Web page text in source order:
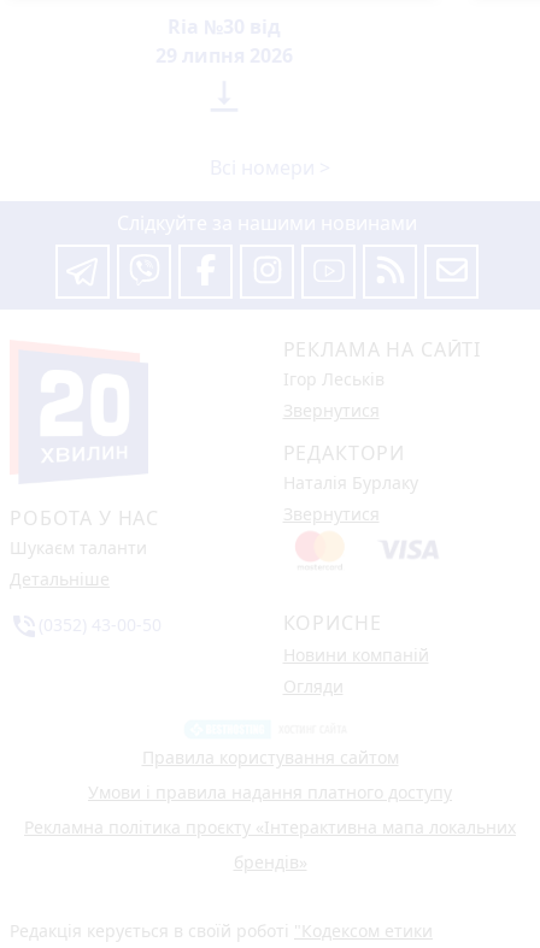
РОБОТА У НАС
Шукаєм таланти
Детальніше
РЕКЛАМА НА САЙТІ
Ігор Леськів
Звернутися
РЕДАКТОРИ
Наталія Бурлаку
Звернутися
КОРИСНЕ
Новини компаній
Огляди
Правила користування сайтом
Умови і правила надання платного доступу
Рекламна політика проєкту «Інтерактивна мапа локальних
брендів»
Редакція керується в своїй роботі "Кодексом етики